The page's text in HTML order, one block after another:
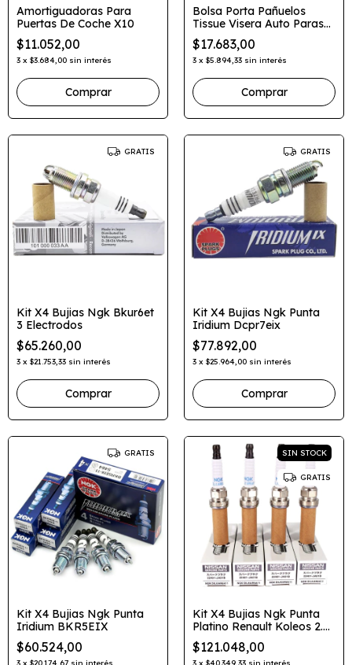
Amortiguadoras Para
Puertas De Coche X10
$11.052,00
3 x $3.684,00 sin interés
Bolsa Porta Pañuelos
Tissue Visera Auto Parasol
Elastizado
$17.683,00
3 x $5.894,33 sin interés
Comprar
GRATIS
Kit X4 Bujias Ngk Bkur6et
3 Electrodos
$65.260,00
3 x $21.753,33 sin interés
GRATIS
Kit X4 Bujias Ngk Punta
Iridium Dcpr7eix
$77.892,00
3 x $25.964,00 sin interés
GRATIS
Kit X4 Bujias Ngk Punta
Iridium BKR5EIX
$60.524,00
SIN STOCK
GRATIS
Kit X4 Bujias Ngk Punta
Platino Renault Koleos 2.5
DILKAR6A11
$121.048,00